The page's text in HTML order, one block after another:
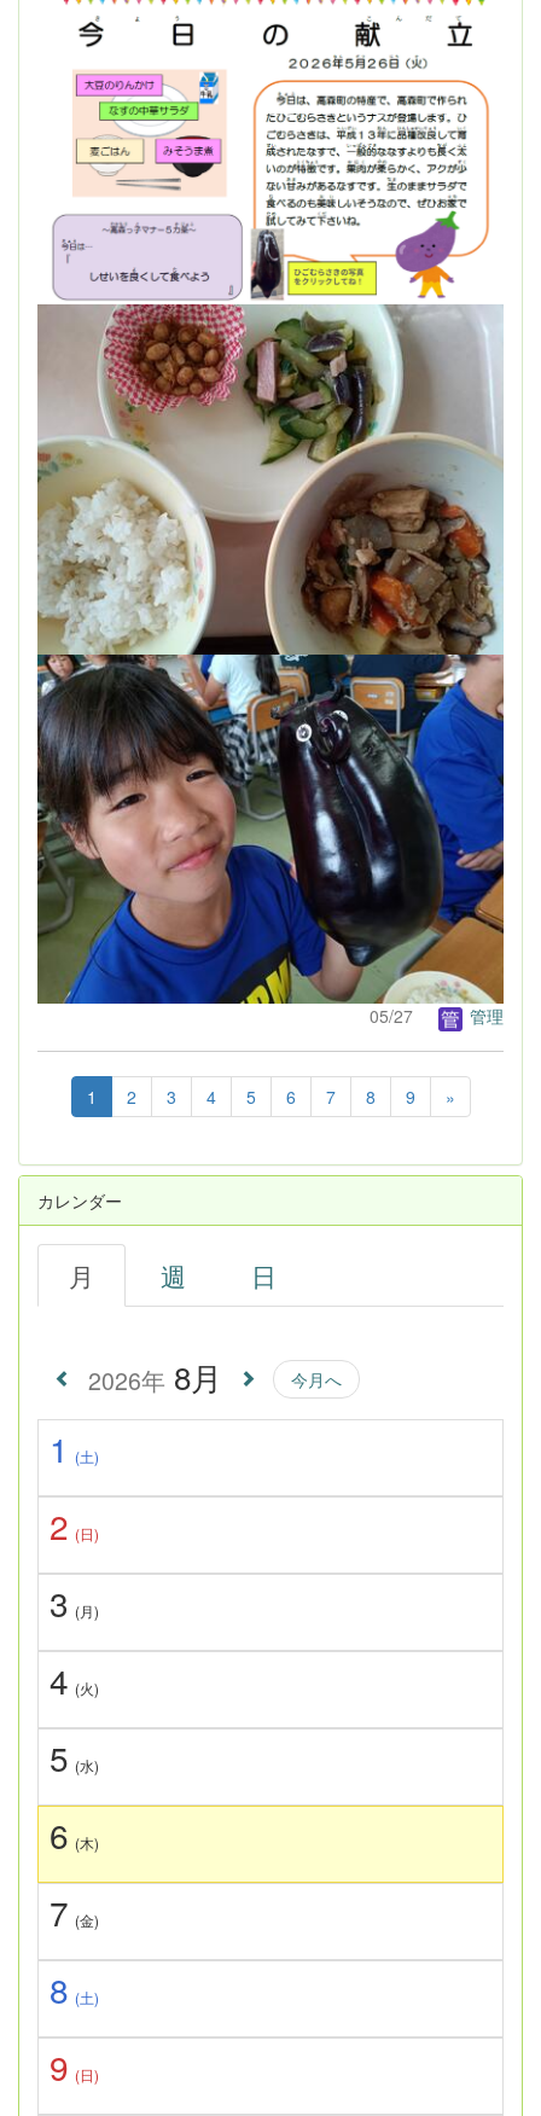
05/27 管理
1 2 3 4 5 6 7 8 9 »
カレンダー
月 週 日
2026年 8月 今月へ
1 (土)
2 (日)
3 (月)
4 (火)
5 (水)
6 (木)
7 (金)
8 (土)
9 (日)